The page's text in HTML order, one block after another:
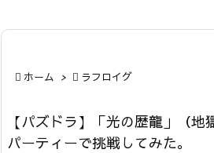
 ホーム >  ラフロイグ
【パズドラ】「光の歴龍」（
パーティーで挑戦してみた。